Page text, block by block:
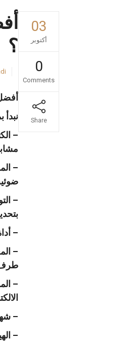
03
أكتوبر
0
Comments
Share
؟
–
–
–
–
–
طرف
–
–
–